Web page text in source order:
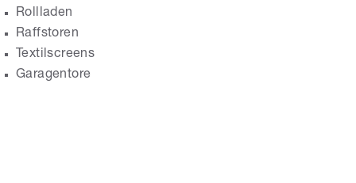
Rollladen
Raffstoren
Textilscreens
Garagentore